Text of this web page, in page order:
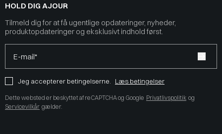
HOLD DIG AJOUR
Tilmeld dig for at få ugentlige opdateringer, nyheder,
produktopdateringer og eksklusivt indhold først.
E-mail*
Jeg accepterer betingelserne. Læs betingelser
Dette websted er beskyttet af reCAPTCHA og Google Privatlivspolitik og
Servicevilkår gælder.